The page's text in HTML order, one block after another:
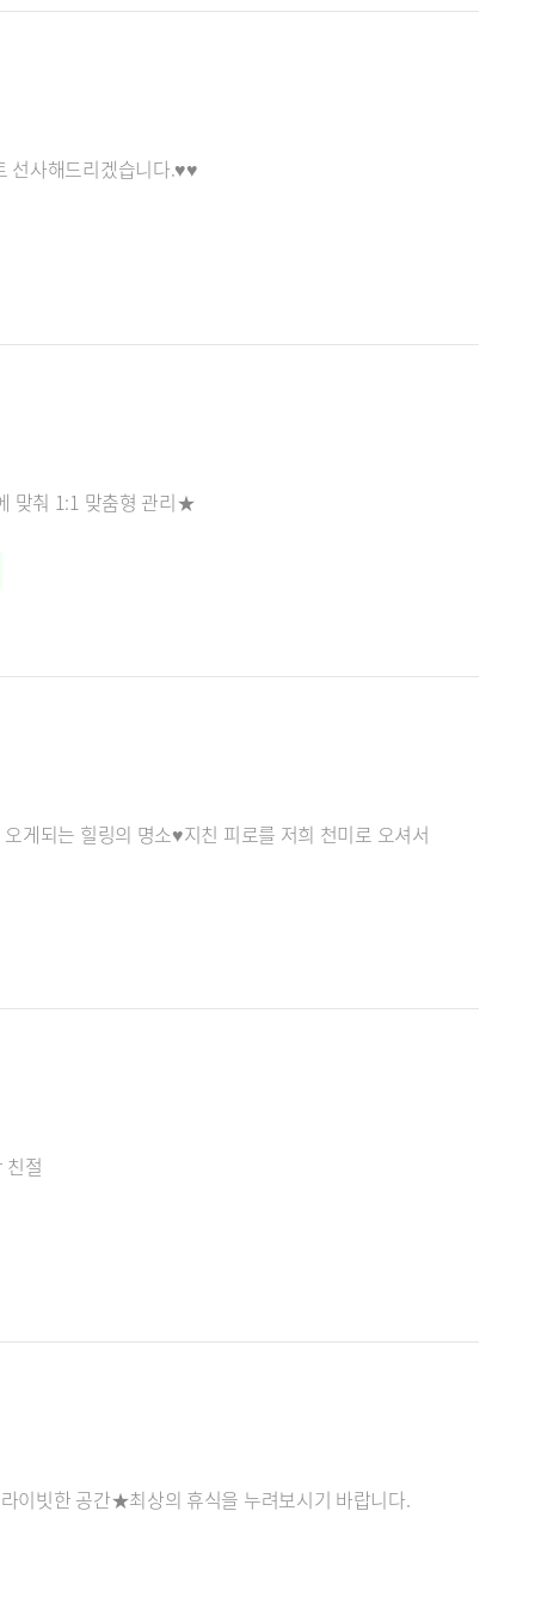
선사해드리겠습니다.♥♥
맞춰 1:1 맞춤형 관리★
게되는 힐링의 명소♥지친 피로를 저희 천미로 오셔서
절
이빗한 공간★최상의 휴식을 누려보시기 바랍니다.